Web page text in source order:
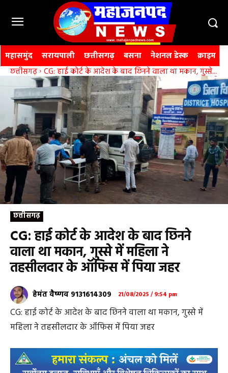
महासमुंद सरायपाली छत्तीसगढ़ बसना नेशनल डेस्क क्राइम
छत्तीसगढ़ CG: हाई कोर्ट के आदेश के बाद छिनने वाला था मकान, गुस्से...
छत्तीसगढ़
CG: हाई कोर्ट के आदेश के बाद छिनने
वाला था मकान, गुस्से में महिला ने
तहसीलदार के ऑफिस में पिया जहर
हेमंत वैष्णव 9131614309 21/08/2025 / 9:54 pm
CG: हाई कोर्ट के आदेश के बाद छिनने वाला था मकान, गुस्से में
महिला ने तहसीलदार के ऑफिस में पिया जहर